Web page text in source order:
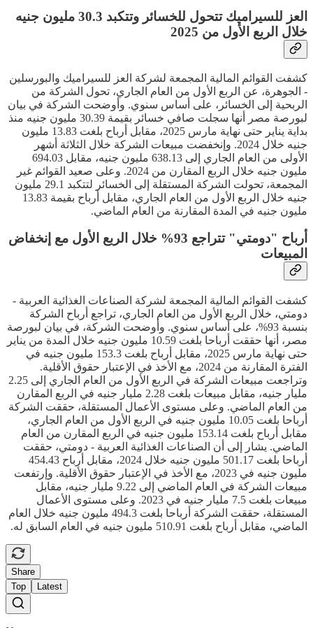
العز للسيراميك تتحول للخسائر وتتكبد 30.3 مليون جنيه
خلال الربع الأول من 2025
كشفت القوائم المالية المجمعة لشركة العز للسيراميك والبورسلين
- الجوهرة، عن الربع الأول من العام الجاري، تحول الشركة من
الربحية إلى الخسائر، على أساس سنوي. وأوضحت الشركة في بيان
لبورصة مصر أنها سجلت صافي خسائر بقيمة 30.39 مليون جنيه منذ
بداية يناير حتى نهاية مارس 2025، مقابل أرباح بلغت 13.83 مليون
جنيه خلال 2024. وإنخفضت مبيعات الشركة خلال الثلاثة أشهر
الأولى من العام الجاري إلى 638.13 مليون جنيه، مقابل 694.03
مليون جنيه خلال الربع المقارن من 2024. وعلى صعيد القوائم غير
المجمعة، تحولت الشركة المستقلة إلى الخسائر لتتكبد 29.1 مليون
جنيه خلال الربع الأول من العام الجاري، مقابل أرباح بقيمة 13.83
مليون جنيه في المدة المقارنة من العام الماضي.
أرباح "دومتي" تتراجع 93% خلال الربع الأول مع إنخفاض
المبيعات
كشفت القوائم المالية المجمعة لشركة الصناعات الغذائية العربية -
دومتي، خلال الربع الأول من العام الجاري، تراجع أرباح الشركة
بنسبة 93%، على أساس سنوي. وأوضحت الشركة، في بيان لبورصة
مصر، أنها حققت أرباحا بلغت 10.59 مليون جنيه خلال المدة من يناير
حتى نهاية مارس 2025، مقابل أرباح بلغت 153.3 مليون جنيه في
الفترة المقارنة من 2024، مع الأخذ في الإعتبار حقوق الأقلية.
وتراجعت مبيعات الشركة في الربع الأول من العام الجاري إلى 2.25
مليار جنيه، مقابل مبيعات بلغت 2.28 مليار جنيه في الربع المقارن
من العام الماضي. وعلى مستوى الأعمال المستقلة، حققت الشركة
أرباحا بلغت 10.05 مليون جنيه في الربع الأول من العام الجاري،
مقابل أرباح بلغت 153.14 مليون جنيه في الربع المقارن من العام
الماضي. يشار إلى أن الصناعات الغذائية العربية - دومتي، حققت
أرباحا بلغت 501.17 مليون جنيه خلال 2024، مقابل أرباح 454.43
مليون جنيه في 2023، مع الأخذ في الإعتبار حقوق الأقلية. وإرتفعت
مبيعات الشركة في العام الماضي إلى 9.22 مليار جنيه، مقابل
مبيعات بلغت 7.5 مليار جنيه في 2023. وعلى مستوى الأعمال
المستقلة، حققت الشركة أرباحا بلغت 494.3 مليون جنيه خلال العام
الماضي، مقابل أرباح بلغت 510.91 مليون جنيه في العام السابق له.
Share
Top
Latest